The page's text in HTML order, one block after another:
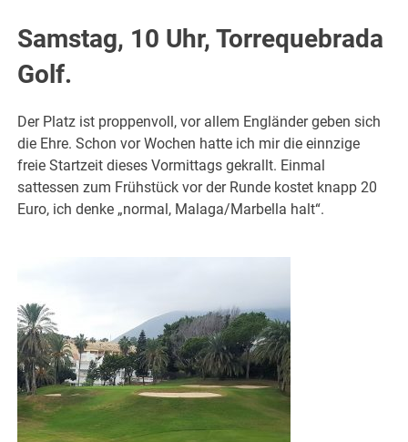
Samstag, 10 Uhr, Torrequebrada
Golf.
Der Platz ist proppenvoll, vor allem Engländer geben sich
die Ehre. Schon vor Wochen hatte ich mir die einnzige
freie Startzeit dieses Vormittags gekrallt. Einmal
sattessen zum Frühstück vor der Runde kostet knapp 20
Euro, ich denke „normal, Malaga/Marbella halt“.